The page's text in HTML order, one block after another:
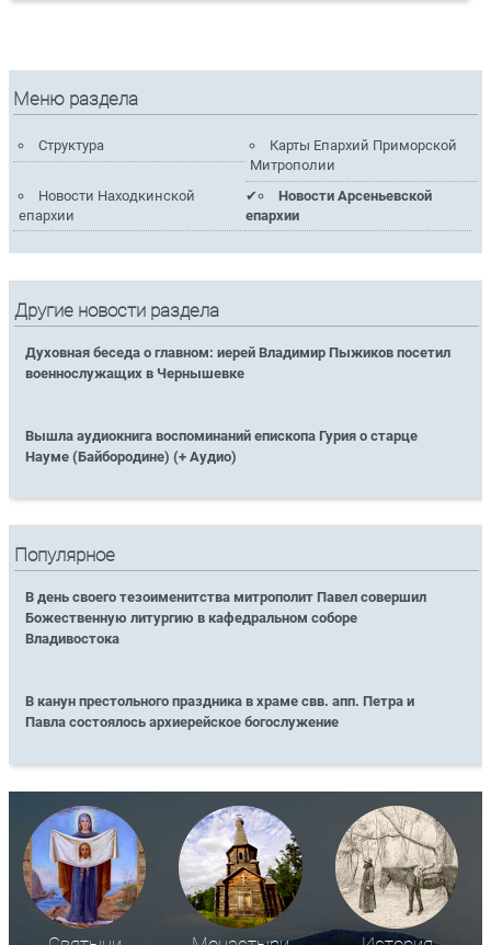
Меню раздела
Структура
Карты Епархий Приморской
Митрополии
Новости Находкинской
епархии
Новости Арсеньевской
епархии
Другие новости раздела
Духовная беседа о главном: иерей Владимир Пыжиков посетил
военнослужащих в Чернышевке
Вышла аудиокнига воспоминаний епископа Гурия о старце
Науме (Байбородине) (+ Аудио)
Популярное
В день своего тезоименитства митрополит Павел совершил
Божественную литургию в кафедральном соборе
Владивостока
В канун престольного праздника в храме свв. апп. Петра и
Павла состоялось архиерейское богослужение